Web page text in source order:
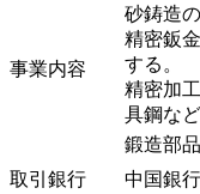
事業内容
砂鋳造
精密鈑
する。
精密加
具鋼な
鍛造部
取引銀行
中国銀行